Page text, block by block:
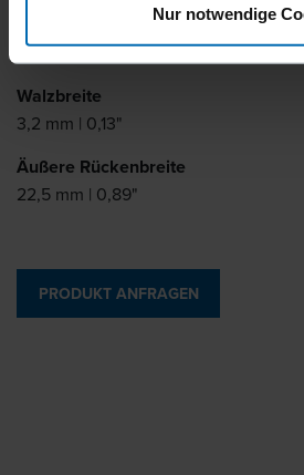
Nur notwendige
1,2 mm | 0,05"
Walzbreite
3,2 mm | 0,13"
Äußere Rückenbreite
22,5 mm | 0,89"
PRODUKT ANFRAGEN